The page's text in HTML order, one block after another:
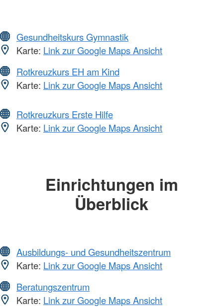
Gesundheitskurs Gymnastik
Karte: Link zur Google Maps Ansicht
Rotkreuzkurs EH am Kind
Karte: Link zur Google Maps Ansicht
Rotkreuzkurs Erste Hilfe
Karte: Link zur Google Maps Ansicht
Einrichtungen im
Überblick
Ausbildungs- und Gesundheitszentrum
Karte: Link zur Google Maps Ansicht
Beratungszentrum
Karte: Link zur Google Maps Ansicht